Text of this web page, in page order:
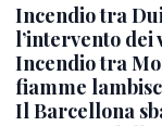
Incendio tra
l’intervento
Incendio tra
fiamme
Il Barcellona